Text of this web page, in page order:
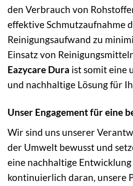
den Verbrauch von
effektive Schmutzaufnahme
Reinigungsaufwand zu
Einsatz von
Eazycare Dura ist somit eine
und nachhaltige Lösung für
Unser Engagement für eine
Wir sind uns unserer
der Umwelt bewusst und
eine nachhaltige
kontinuierlich daran, unsere